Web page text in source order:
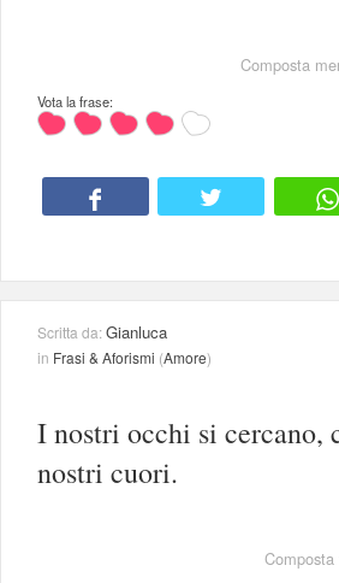
Composta
Vota la frase:
Scritta da:Gianluca
in Frasi & Aforismi (Amore)
I nostri occhi si cercano,
nostri cuori.